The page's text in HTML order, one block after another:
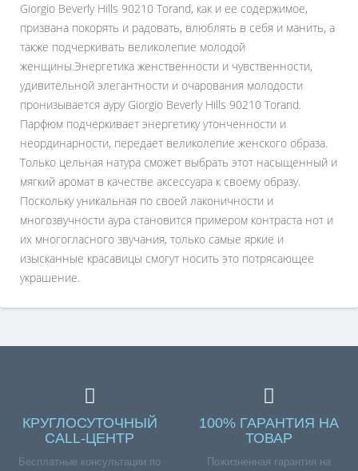
Giorgio Beverly Hills 90210 Torand, как и ее содержимое,
призвана покорять и радовать, влюблять в себя и манить, а
также подчеркивать великолепие молодой
женщины.Энергетика женственности и чувственности,
удивительной элегантности и очарования молодости
пронизывается ауру Giorgio Beverly Hills 90210 Torand.
Парфюм подчеркивает энергетику утонченности и
неординарности, передает великолепие женского образа.
Только цельная натура сможет выбрать этот насыщенный и
мягкий аромат в качестве аксессуара к своему образу.
Поскольку уникальная по своей лаконичности и
многозвучности аура становится примером контраста нот и
их многогласного звучания, только самые яркие и
изысканные красавицы смогут носить это потрясающее
украшение.
КРУГЛОСУТОЧНЫЙ
CALL-ЦЕНТР
Бесплатные консультации по
100% ГАРАНТИЯ НА
ТОВАР
Пожизненная гарантия на